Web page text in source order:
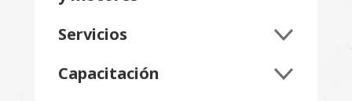
Servicios
Capacitación